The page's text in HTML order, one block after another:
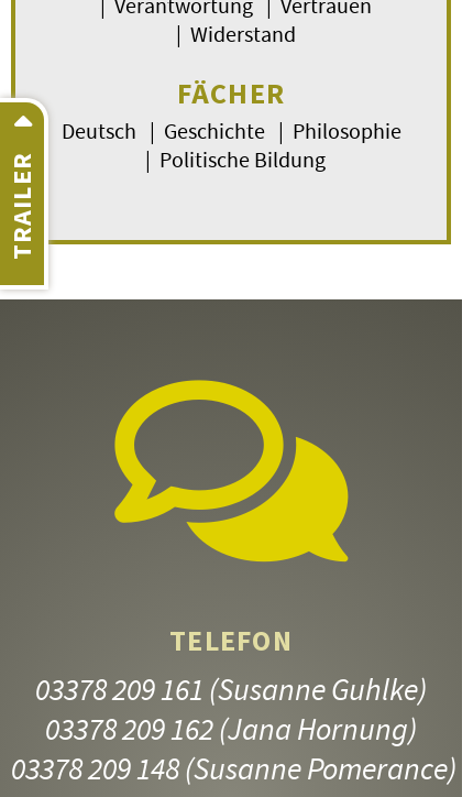
TRAILER
| Widerstand
FÄCHER
Deutsch | Geschichte | Philosophie
| Politische Bildung
TELEFON
03378 209 161 (Susanne Guhlke)
03378 209 162(Jana Hornung)
03378 209 148(Susanne Pomerance)